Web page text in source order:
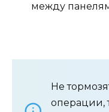
между
Не
операции,